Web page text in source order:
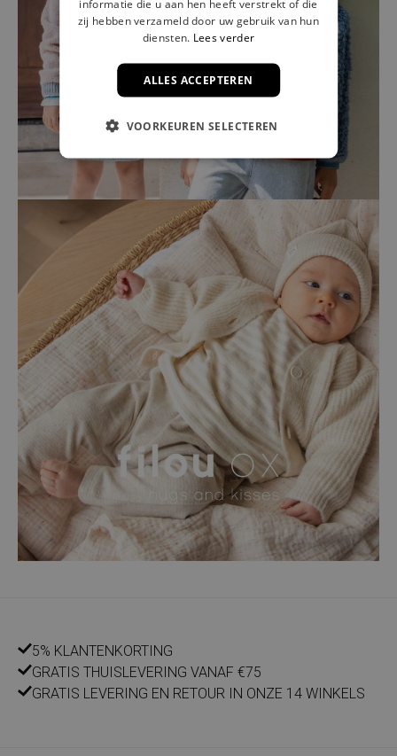
5% KLANTENKORTING
GRATIS THUISLEVERING VANAF €75
GRATIS LEVERING EN RETOUR IN ONZE 14 WINKELS
informatie die u aan hen heeft verstrekt of die
zij hebben verzameld door uw gebruik van hun
diensten. Lees verder
ALLES ACCEPTEREN
VOORKEUREN SELECTEREN